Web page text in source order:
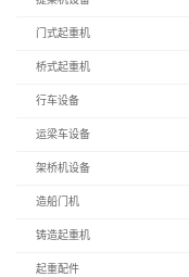
门式起重机
桥式起重机
行车设备
运梁车设备
架桥机设备
造船门机
铸造起重机
起重配件